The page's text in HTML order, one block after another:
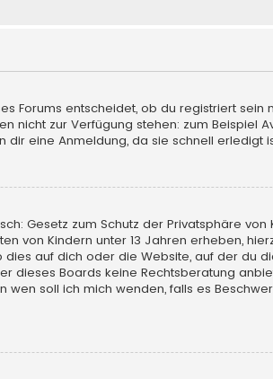
Forums entscheidet, ob du registriert sein
nicht zur Verfügung stehen: zum Beispiel
eine Anmeldung, da sie schnell erledigt
Gesetz zum Schutz der Privatsphäre
von Kindern unter 13 Jahren erheben,
auf dich oder die Website, auf der du
dieses Boards keine Rechtsberatung
soll ich mich wenden, falls es